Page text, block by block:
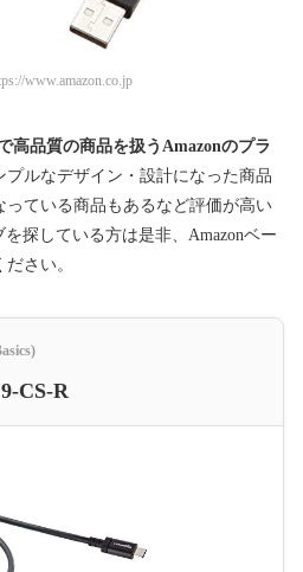
www.amazon.co.jp
高品質の商品を扱うAmazonのプラ
プルなデザイン・設計になった商品
ている商品もあるなど評価が高い
探している方は是非、Amazonベー
さい。
CS-R